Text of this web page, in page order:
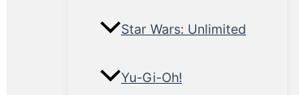
Star Wars: Unlimited
Yu-Gi-Oh!